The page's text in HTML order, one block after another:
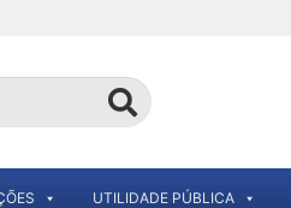
UTILIDADE PÚBLICA